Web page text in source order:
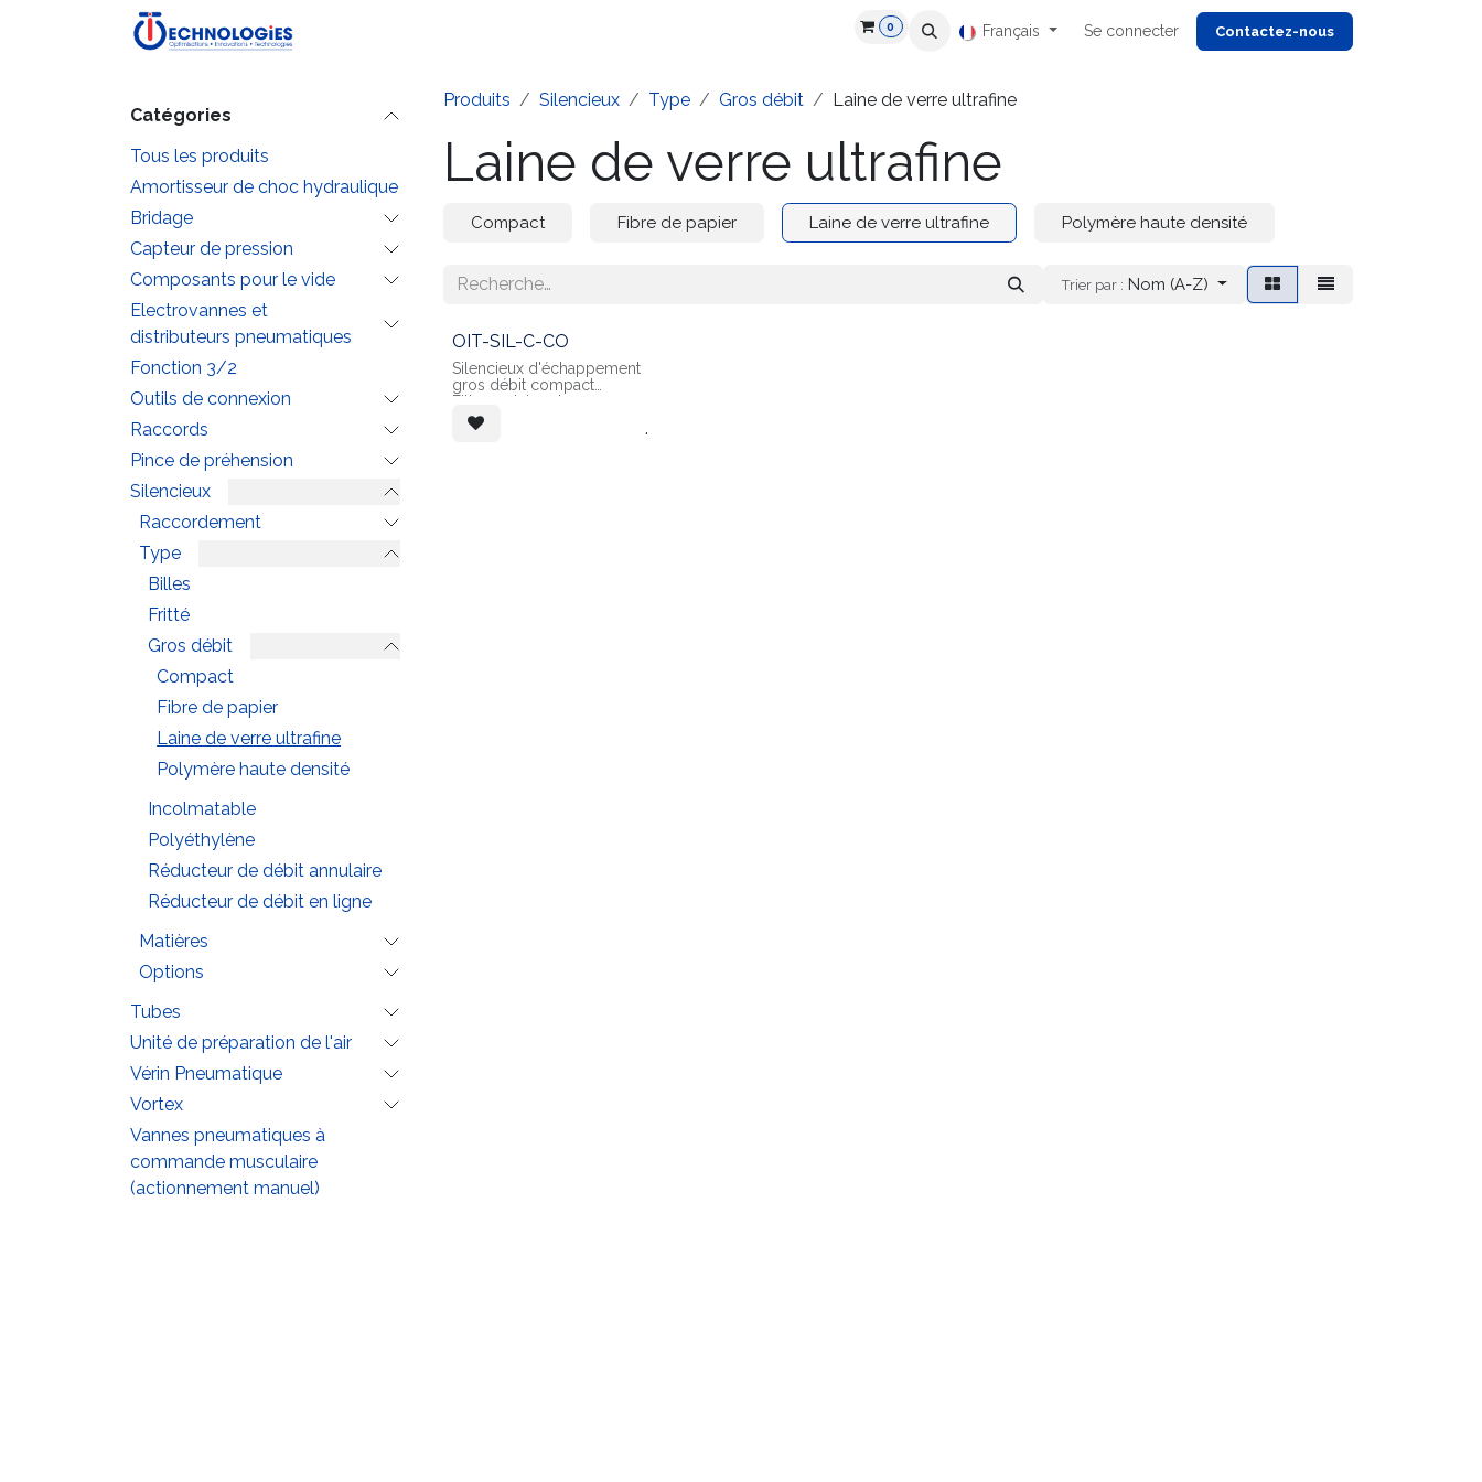
Se rendre au contenu
Recrutement Ressources
0 Français Se connecter Contactez-nous
Catégories
Tous les produits
Amortisseur de choc hydraulique
Bridage
Capteur de pression
Composants pour le vide
Electrovannes et
distributeurs pneumatiques
Fonction 3/2
Outils de connexion
Raccords
Pince de préhension
Silencieux
Raccordement
Type
Billes
Fritté
Gros débit
Compact
Fibre de papier
Laine de verre ultrafine
Polymère haute densité
Incolmatable
Polyéthylène
Réducteur de débit annulaire
Réducteur de débit en ligne
Matières
Options
Tubes
Unité de préparation de l'air
Vérin Pneumatique
Vortex
Vannes pneumatiques à
commande musculaire
(actionnement manuel)
Produits Silencieux Type Gros débit Laine de verre ultrafine
Laine de verre ultrafine
Compact Fibre de papier Laine de verre ultrafine Polymère haute densité
Trier par : Nom (A-Z)
OIT-SIL-C-CO
Silencieux d'échappement
gros débit compact
Filtre en laine de verre
ultrafine
.